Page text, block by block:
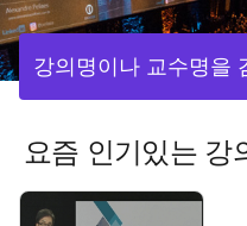
강의명이나 교수명을
요즘 인기있는 강